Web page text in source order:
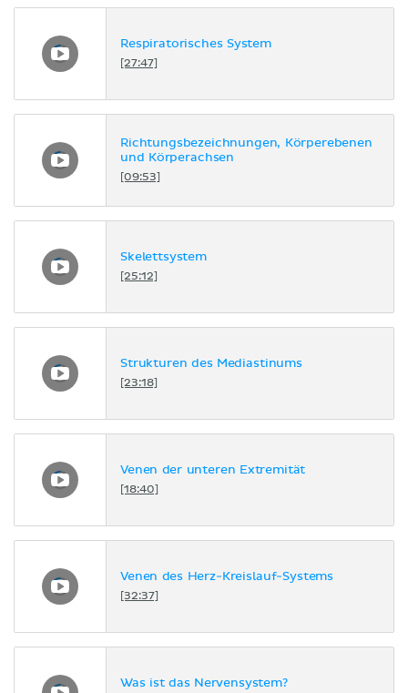
Respiratorisches System
[27:47]
Richtungsbezeichnungen, Körperebenen
und Körperachsen
[09:53]
Skelettsystem
[25:12]
Strukturen des Mediastinums
[23:18]
Venen der unteren Extremität
[18:40]
Venen des Herz-Kreislauf-Systems
[32:37]
Was ist das Nervensystem?